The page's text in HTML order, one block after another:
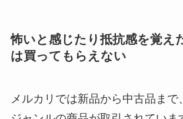
怖いと感じたり抵抗感を覚え
は買ってもらえない
メルカリでは新品から中古品まで